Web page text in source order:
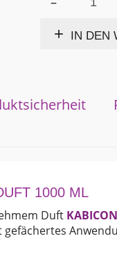
PLUS
1000 mlIN DEN
1000 ML
Duft